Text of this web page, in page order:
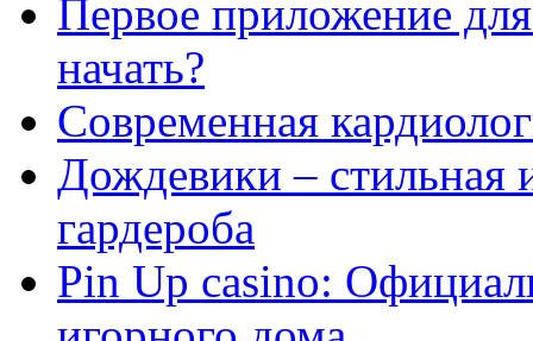
Первое приложение
начать?
Современная
Дождевики – стильная
гардероба
Pin Up casino: